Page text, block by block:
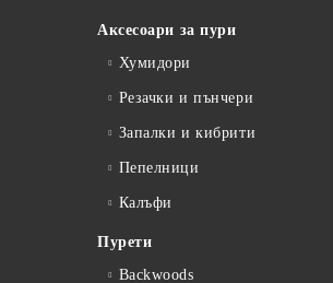
Аксесоари за пури
Хумидори
Резачки и пънчери
Запалки и кибрити
Пепелници
Калъфи
Пурети
Backwoods